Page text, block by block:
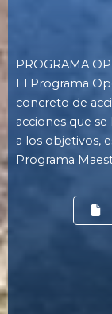
PROGRAMA
El Programa
concreto de
acciones que
a los objetivos,
Programa